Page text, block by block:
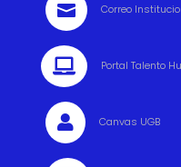
 Correo
 Portal Talento
 Canvas UGB